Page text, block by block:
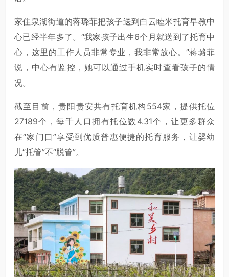
家住泉湖街道的蒋璐菲把孩子送到白云睦米托育早教中
心已经半年多了。“我家孩子出生6个月就送到了托育中
心，这里的工作人员非常专业，我非常放心。”蒋璐菲
说，中心有监控，她可以通过手机实时查看孩子的情
况。
截至目前，贵阳贵安共有托育机构554家，提供托位
27189个，每千人口拥有托位数4.31个，让更多群众
在“家门口”享受到优质普惠便捷的托育服务，让婴幼
儿“托管”不“脱管”。